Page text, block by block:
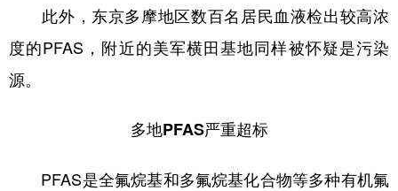
学术中国 乡村振兴 银龄 溯源中国
一带一路 亚太网
文化产业
此外，东京多摩地区数百名居民血液检出较高浓
度的PFAS，附近的美军横田基地同样被怀疑是污染
源。
多地PFAS严重超标
PFAS是全氟烷基和多氟烷基化合物等多种有机氟